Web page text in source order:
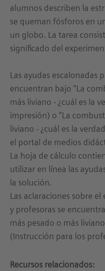
alumnos describen la
se queman fósforos en
un globo. La tarea
significado del
Las ayudas escalonadas
encuentran bajo “La
más liviano - ¿cuál es la
impresión) o “La
liviano - ¿cuál es la
el portal de medios
La hoja de cálculo
utilizar en línea las
la solución.
Las aclaraciones sobre
y profesoras se
más pesado o más
(Instrucción para los
Recursos relacionados: